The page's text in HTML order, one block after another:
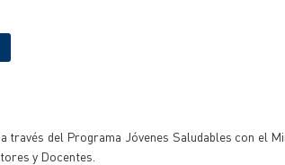
del Programa Jóvenes Saludables con el
y Docentes.